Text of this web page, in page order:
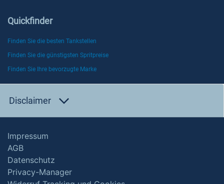
Quickfinder
Finden Sie die besten Tankstellen
Finden Sie die günstigsten Spritpreise
Finden Sie Ihre bevorzugte Marke
Disclaimer
Impressum
AGB
Datenschutz
Privacy-Manager